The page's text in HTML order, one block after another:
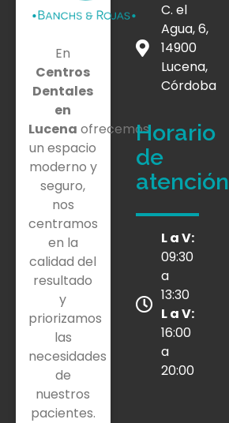
En
Centros
Dentales
en
Lucena ofrecemos
un espacio
moderno y
seguro,
nos
centramos
en la
calidad del
resultado
y
priorizamos
las
necesidades
de
nuestros
pacientes.
C. el
Agua, 6,
14900
Lucena,
Córdoba
Horario
de
atención
L a V:
09:30
a
13:30
L a V:
16:00
a
20:00